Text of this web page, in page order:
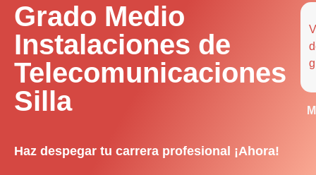
Grado Medio
Instalaciones de
Telecomunicaciones
Silla
Haz despegar tu carrera profesional ¡Ahora!